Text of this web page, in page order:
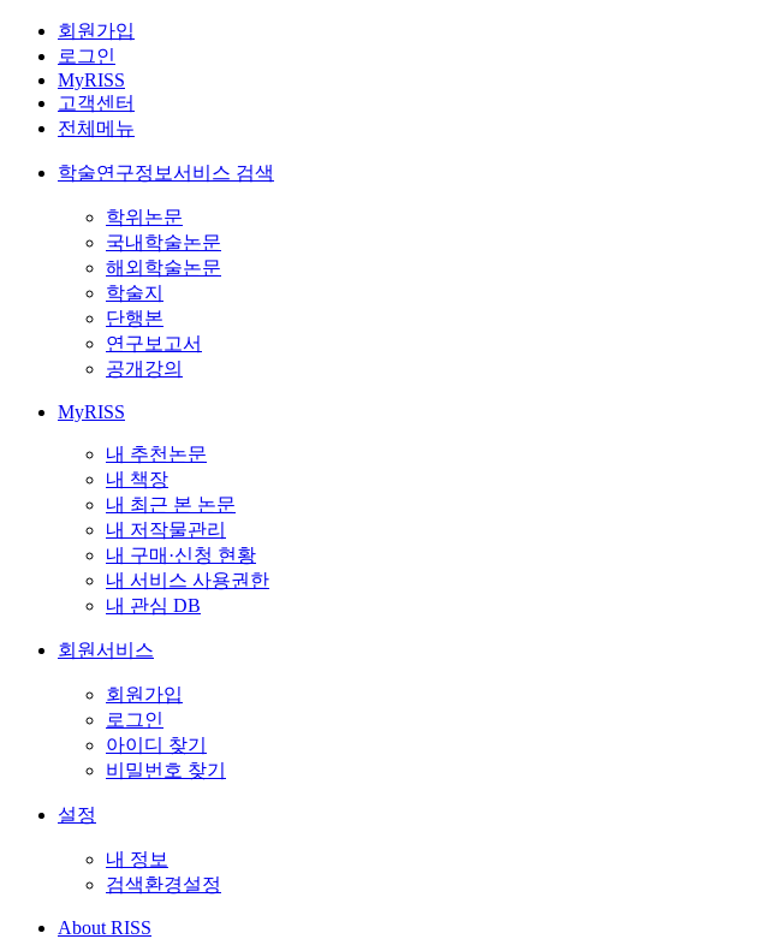
회원가입
로그인
MyRISS
고객센터
전체메뉴
학술연구정보서비스 검색
학위논문
국내학술논문
해외학술논문
학술지
단행본
연구보고서
공개강의
MyRISS
내 추천논문
내 책장
내 최근 본 논문
내 저작물관리
내 구매·신청 현황
내 서비스 사용권한
내 관심 DB
회원서비스
회원가입
로그인
아이디 찾기
비밀번호 찾기
설정
내 정보
검색환경설정
About RISS